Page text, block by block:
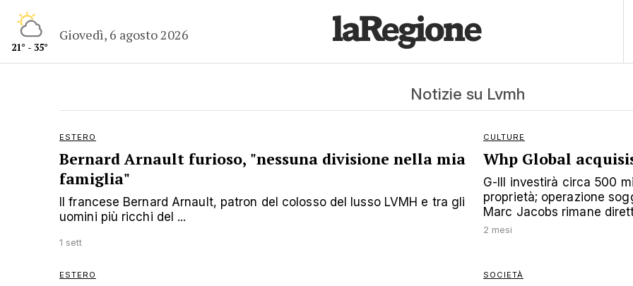
21° - 35°
Giovedì, 6 agosto 2026
Notizie su Lvmh
ESTERO
Bernard Arnault furioso, "nessuna divisione nella mia
famiglia"
Il francese Bernard Arnault, patron del colosso del lusso LVMH e tra gli
uomini più ricchi del ...
1 sett
CULTURE
Whp Global
G-III investirà circa 500
proprietà; operazione
Marc Jacobs rimane
2 mesi
ESTERO SOCIETÀ